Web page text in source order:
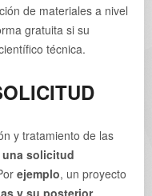
de materiales a nivel
gratuita si su
técnica.
y tratamiento de las
una solicitud
ejemplo, un proyecto
y su posterior